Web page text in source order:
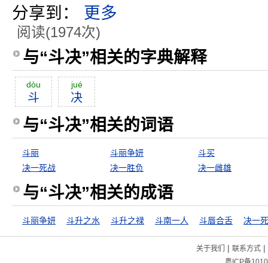
分享到： 更多
阅读(1974次)
与“斗决”相关的字典解释
dòu
斗
jué
决
与“斗决”相关的词语
斗丽 斗丽争妍
斗买
决一死战
决一胜负 决一雌雄
与“斗决”相关的成语
斗丽争妍 斗升之水 斗升之禄 斗南一人 斗唇合舌 决一
关于我们 | 联系方式|